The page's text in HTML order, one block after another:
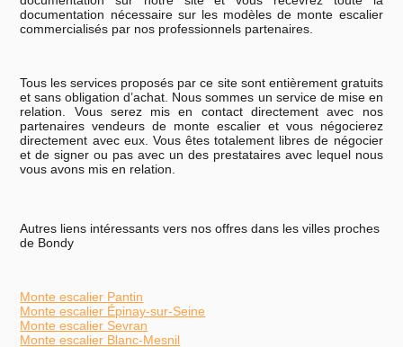
documentation nécessaire sur les modèles de monte escalier
commercialisés par nos professionnels partenaires.
Tous les services proposés par ce site sont entièrement gratuits
et sans obligation d’achat. Nous sommes un service de mise en
relation. Vous serez mis en contact directement avec nos
partenaires vendeurs de monte escalier et vous négocierez
directement avec eux. Vous êtes totalement libres de négocier
et de signer ou pas avec un des prestataires avec lequel nous
vous avons mis en relation.
Autres liens intéressants vers nos offres dans les villes proches
de Bondy
Monte escalier Pantin
Monte escalier Épinay-sur-Seine
Monte escalier Sevran
Monte escalier Blanc-Mesnil